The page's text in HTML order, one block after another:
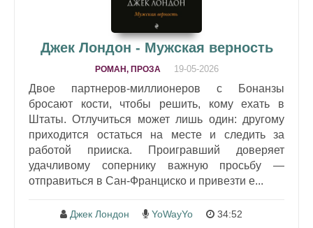
Джек Лондон - Мужская верность
РОМАН, ПРОЗА 19-05-2026
Двое партнеров-миллионеров с Бонанзы
бросают кости, чтобы решить, кому ехать в
Штаты. Отлучиться может лишь один: другому
приходится остаться на месте и следить за
работой прииска. Проигравший доверяет
удачливому сопернику важную просьбу —
отправиться в Сан-Франциско и привезти е...
Джек Лондон YoWayYo 34:52